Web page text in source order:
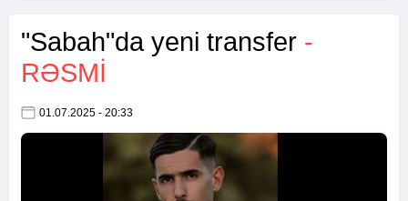
"Sabah"da yeni transfer -
RƏSMI
01.07.2025 - 20:33